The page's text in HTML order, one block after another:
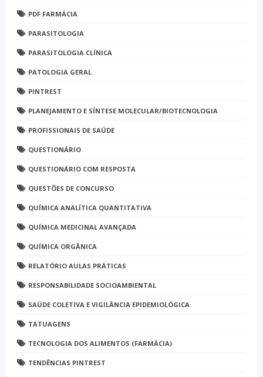
PDF FARMÁCIA
PARASITOLOGIA
PARASITOLOGIA CLÍNICA
PATOLOGIA GERAL
PINTREST
PLANEJAMENTO E SÍNTESE MOLECULAR/BIOTECNOLOGIA
PROFISSIONAIS DE SAÚDE
QUESTIONÁRIO
QUESTIONÁRIO COM RESPOSTA
QUESTÕES DE CONCURSO
QUÍMICA ANALÍTICA QUANTITATIVA
QUÍMICA MEDICINAL AVANÇADA
QUÍMICA ORGÂNICA
RELATÓRIO AULAS PRÁTICAS
RESPONSABILIDADE SOCIOAMBIENTAL
SAÚDE COLETIVA E VIGILÂNCIA EPIDEMIOLÓGICA
TATUAGENS
TECNOLOGIA DOS ALIMENTOS (FARMÁCIA)
TENDÊNCIAS PINTREST